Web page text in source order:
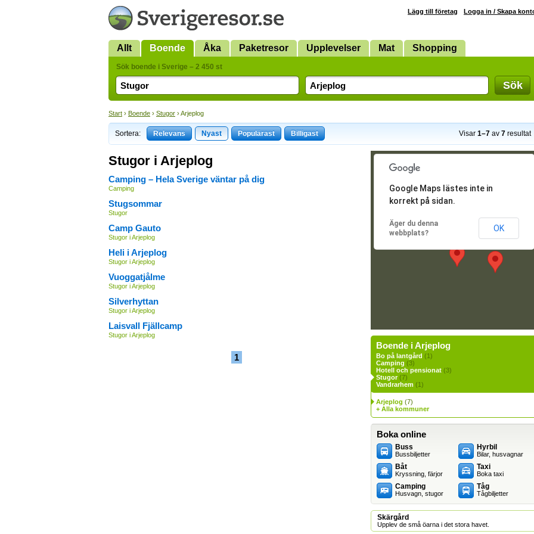
Lägg till företag Logga in / Skapa
Allt Boende Åka Paketresor Upplevelser Mat Shopping
Sök boende i Sverige – 2 450 st
Sök
Start › Boende › Stugor › Arjeplog
Sortera: Relevans Nyast Populärast Billigast Visar 1–7 av 7 resultat
Stugor i Arjeplog
Camping – Hela Sverige väntar på dig
Camping
Stugsommar
Stugor
Camp Gauto
Stugor i Arjeplog
Heli i Arjeplog
Stugor i Arjeplog
Vuoggatjålme
Stugor i Arjeplog
Silverhyttan
Stugor i Arjeplog
Laisvall Fjällcamp
Stugor i Arjeplog
1
Google Maps lästes inte in
korrekt på sidan.
Äger du denna
webbplats?
OK
Boende i Arjeplog
Bo på lantgård (1)
Camping (3)
Hotell och pensionat (3)
Stugor(7)
Vandrarhem (1)
Arjeplog (7)
+ Alla kommuner
Boka online
Buss
Bussbiljetter
Båt
Kryssning, färjor
Camping
Husvagn, stugor
Hyrbil
Bilar, husvagnar
Taxi
Boka taxi
Tåg
Tågbiljetter
Skärgård
Upplev de små öarna i det stora havet.